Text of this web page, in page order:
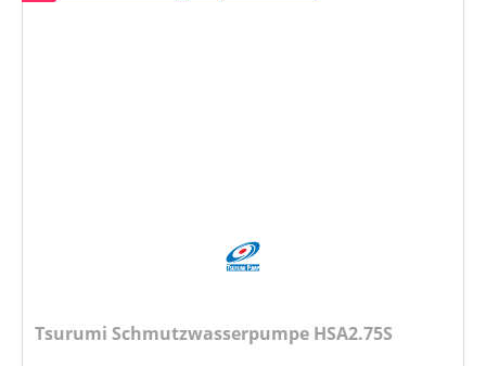
Tsurumi Schmutzwasserpumpe HSA2.75S